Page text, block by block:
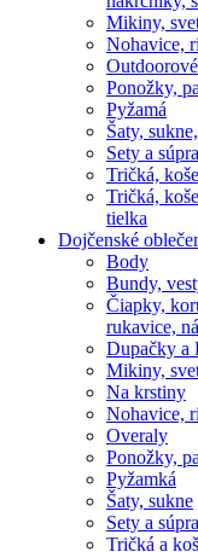
Mikiny,
Nohavice,
Ponožky,
Pyžamá
Šaty,
Sety a
Tričká,
Tričká,
tielka
Dojčenské
Body
Bundy,
Čiapky,
rukavice,
Dupačky a
Mikiny,
Na krstiny
Nohavice,
Overaly
Ponožky,
Pyžamká
Šaty, sukne
Sety a
Tričká a